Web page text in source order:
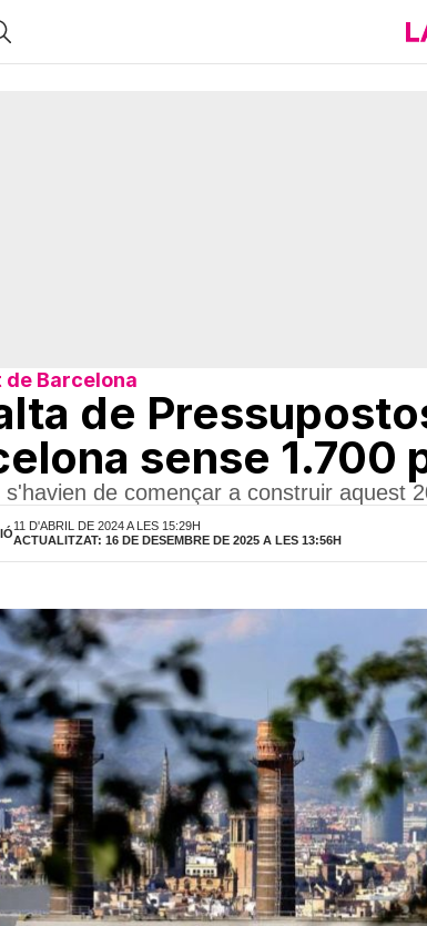
de Barcelona
de
sense 1.700
s'havien de començar a construir aquest
11 D'ABRIL DE 2024 A LES 15:29H
ACTUALITZAT: 16 DE DESEMBRE DE 2025 A LES 13:56H